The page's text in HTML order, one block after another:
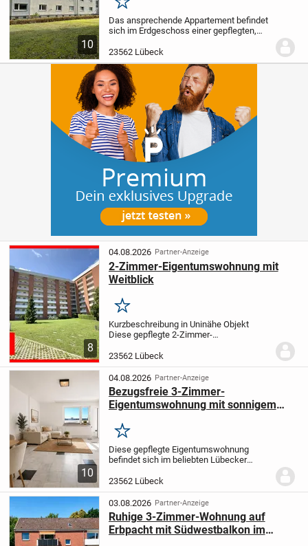
10
Merken
Das ansprechende Appartement befindet
sich im Erdgeschoss einer gepflegten,
Etagen und einem Keller, die 1958
errichtet wurde. Vor dem Gebäude
erstreckt sich eine...
23562 Lübeck
8
04.08.2026 Partner-Anzeige
2-Zimmer-Eigentumswohnung mit
Weitblick
Merken
Kurzbeschreibung in Uninähe Objekt
Diese gepflegte 2-Zimmer-
Obergeschoss eines ca. 1962 errichteten
Mehrfamilienhauses in Uninähe und
überzeugt durch ihren schönen...
23562 Lübeck
10
04.08.2026 Partner-Anzeige
Bezugsfreie 3-Zimmer-
Eigentumswohnung mit sonnigem
Merken
Diese gepflegte Eigentumswohnung
befindet sich im beliebten Lübecker
Voraussetzungen für Eigennutzer sowie
Kapitalanleger.Sie befindet sich im 2.
Obergeschoss...
23562 Lübeck
03.08.2026 Partner-Anzeige
Ruhige 3-Zimmer-Wohnung auf
Erbpacht mit Südwestbalkon im